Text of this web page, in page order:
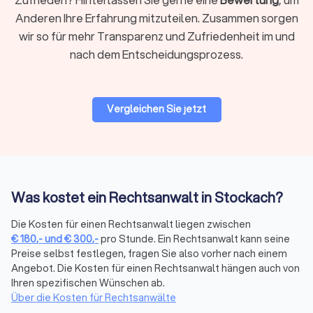
Regionale oder überregionale Suche
Für viele Mandate ist ein Anwalt in Ihrer Nähe praktisch,
insbesondere wenn persönliche Treffen oder
viel Kommunikation heute digital abläuft.
Mandantenbewertungen von verschiedenen Plattformen und
zusammen. So sehen Sie auf einen Blick, wie andere
Mandanten die Kommunikation, Erfolgsquote und Betreuung
bewerten, ohne verschiedene Websites durchsuchen zu
müssen.
Anderen Ihre Erfahrung mitzuteilen. Zusammen sorgen
wir so für mehr Transparenz und Zufriedenheit im und
nach dem Entscheidungsprozess.
Vergleichen Sie jetzt
Was kostet ein Rechtsanwalt in Stockach?
Die Kosten für einen Rechtsanwalt liegen zwischen
€180,-und€300,-pro Stunde. Ein Rechtsanwalt kann seine
Preise selbst festlegen, fragen Sie also vorher nach einem
Angebot. Die Kosten für einen Rechtsanwalt hängen auch von
Ihren spezifischen Wünschen ab.
Über die Kosten für Rechtsanwälte